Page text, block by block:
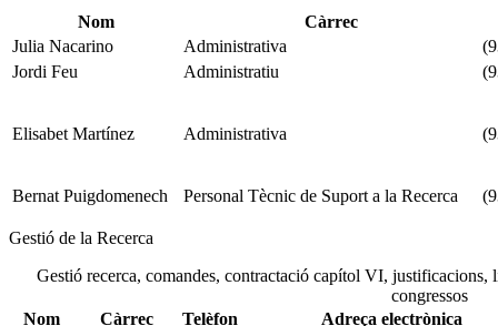
Nom
Càrrec
Julia Nacarino
Administrativa
Jordi Feu
Administratiu
Elisabet Martínez Administrativa
Bernat Puigdomenech Personal Tècnic de Suport a la Recerca
Gestió de la Recerca
Gestió recerca, comandes, contractació capítol VI, justificacions,
congressos
Nom
Càrrec Telèfon Adreça electrònica